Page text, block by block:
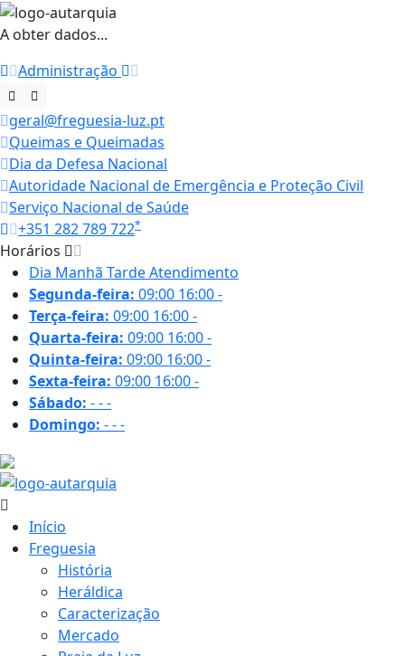
A obter dados...
Administração
geral@freguesia-luz.pt
Queimas e Queimadas
Dia da Defesa Nacional
Autoridade Nacional de Emergência e Proteção Civil
Serviço Nacional de Saúde
+351 282 789 722*
Horários
Dia Manhã TardeAtendimento
Segunda-feira: 09:00 16:00-
Terça-feira: 09:00 16:00-
Quarta-feira: 09:00 16:00-
Quinta-feira: 09:00 16:00-
Sexta-feira: 09:00 16:00-
Sábado: ---
Domingo: ---
Início
Freguesia
História
Heráldica
Caracterização
Mercado